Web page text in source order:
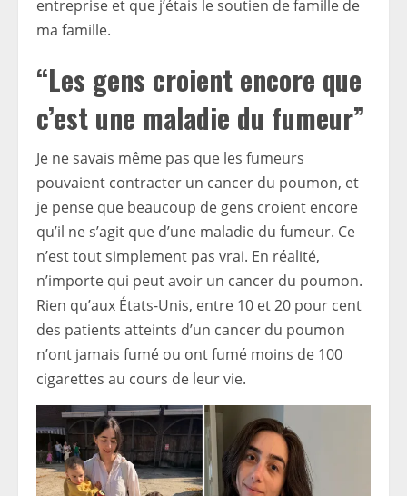
entreprise et que j’étais le soutien de famille de
ma famille.
“Les gens croient encore que
c’est une maladie du fumeur”
Je ne savais même pas que les fumeurs
pouvaient contracter un cancer du poumon, et
je pense que beaucoup de gens croient encore
qu’il ne s’agit que d’une maladie du fumeur. Ce
n’est tout simplement pas vrai. En réalité,
n’importe qui peut avoir un cancer du poumon.
Rien qu’aux États-Unis, entre 10 et 20 pour cent
des patients atteints d’un cancer du poumon
n’ont jamais fumé ou ont fumé moins de 100
cigarettes au cours de leur vie.